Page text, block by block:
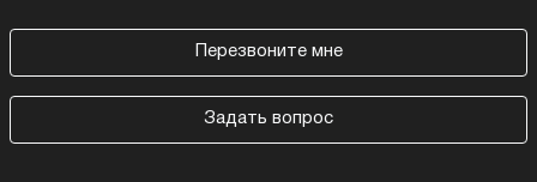
Перезвоните мне
Задать вопрос